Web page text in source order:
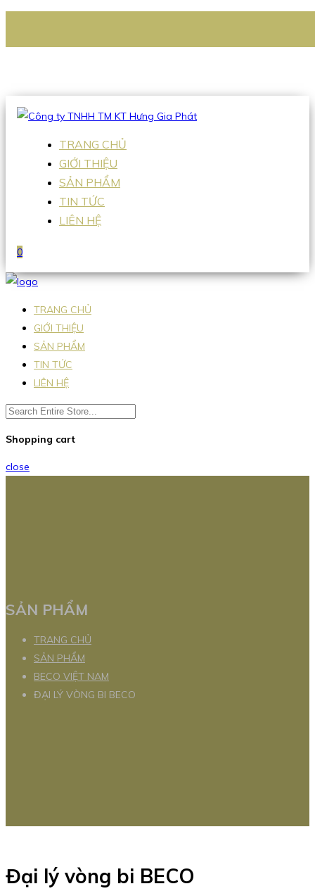
Hotline:0938 336 079
TRANG CHỦ
GIỚI THIỆU
SẢN PHẨM
TIN TỨC
LIÊN HỆ
0
TRANG CHỦ
GIỚI THIỆU
SẢN PHẨM
TIN TỨC
LIÊN HỆ
Shopping cart
close
SẢN PHẨM
TRANG CHỦ
SẢN PHẨM
BECO VIỆT NAM
ĐẠI LÝ VÒNG BI BECO
Đại lý vòng bi BECO